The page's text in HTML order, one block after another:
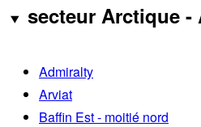
secteur Arctique
Admiralty
Arviat
Baffin Est - moitié nord